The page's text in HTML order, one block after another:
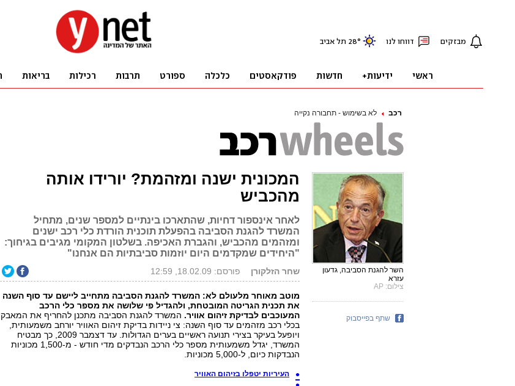
רכב לא בשימוש - תחבורה נקייה
המכונית ישנה ומזהמת? יורידו אותה
מהכביש
לאחר אינספור דחיות, שהתארכו בינתיים למספר שנים, מתחיל
המשרד להגנת הסביבה בהפעלת תוכנית הורדת כלי רכב ישנים
ומזהמים מהכביש, והגברת האכיפה. בשלטון המקומי מגיבים בגיחוך:
"היחידים שמקדמים היום יוזמות סביבתיות הם אנחנו"
שחר הזלקורן פורסם: 18.02.09, 12:59
מוטב מאוחר מלעולם לא: המשרד להגנת הסביבה מתחייב ליישם עד סוף השנה
את תכנית הגריטה המובטחת, ולהגדיל פי שלושה את מספר כלי הרכב
המעוכבים לבדיקת זיהום אוויר. המשרד להגנת הסביבה מתכנן להחריף את המאבק
בכלי רכב מזהמים עד סוף השנה: צי ניידות בדיקת זיהום האוויר יורחב משמעותית,
ויופעל בעיקר בצירי תנועה ראשיים בערים הגדולות. עד דצמבר 2009, כך מבטיח
המשרד, יגדל משמעותית מספר כלי הרכב הנבדקים מדי חודש - מ-1,500 מכוניות
הנבדקות כיום, ל-5,000 מכוניות.
העיריות יטפלו בזיהום האוויר
השר להגנת הסביבה, גדעון
עזרא
צילום: AP
שתף בפייסבוק